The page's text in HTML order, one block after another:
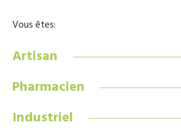
Vous êtes:
Artisan
Pharmacien
Industriel